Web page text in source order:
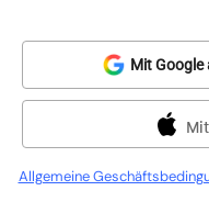
Mit Google
Allgemeine